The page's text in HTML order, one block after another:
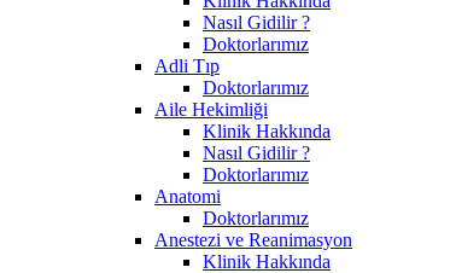
Nasıl Gidilir ?
Doktorlarımız
Adli Tıp
Doktorlarımız
Aile Hekimliği
Klinik Hakkında
Nasıl Gidilir ?
Doktorlarımız
Anatomi
Doktorlarımız
Anestezi ve Reanimasyon
Klinik Hakkında